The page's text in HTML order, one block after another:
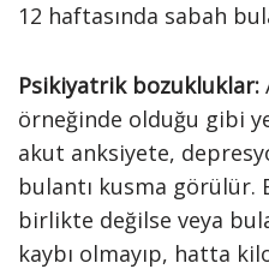
12 haftasında sabah
Psikiyatrik bozukluklar:
örneğinde olduğu gibi
akut anksiyete,
bulantı kusma görülür.
birlikte değilse veya
kaybı olmayıp, hatta